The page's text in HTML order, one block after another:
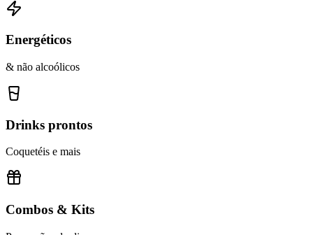
Energéticos
& não alcoólicos
Drinks prontos
Coquetéis e mais
Combos & Kits